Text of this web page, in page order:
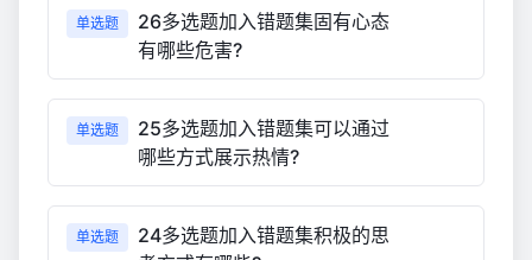
单选题
26多选题加入错题集固有心态
有哪些危害?
单选题
25多选题加入错题集可以通过
哪些方式展示热情?
单选题
24多选题加入错题集积极的思